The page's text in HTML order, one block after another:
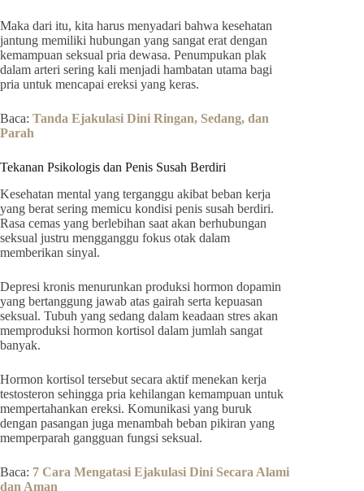
Maka dari itu, kita harus menyadari bahwa kesehatan
jantung memiliki hubungan yang sangat erat dengan
kemampuan seksual pria dewasa. Penumpukan plak
dalam arteri sering kali menjadi hambatan utama bagi
pria untuk mencapai ereksi yang keras.
Baca: Tanda Ejakulasi Dini Ringan, Sedang, dan
Parah
Tekanan Psikologis dan Penis Susah Berdiri
Kesehatan mental yang terganggu akibat beban kerja
yang berat sering memicu kondisi penis susah berdiri.
Rasa cemas yang berlebihan saat akan berhubungan
seksual justru mengganggu fokus otak dalam
memberikan sinyal.
Depresi kronis menurunkan produksi hormon dopamin
yang bertanggung jawab atas gairah serta kepuasan
seksual. Tubuh yang sedang dalam keadaan stres akan
memproduksi hormon kortisol dalam jumlah sangat
banyak.
Hormon kortisol tersebut secara aktif menekan kerja
testosteron sehingga pria kehilangan kemampuan untuk
mempertahankan ereksi. Komunikasi yang buruk
dengan pasangan juga menambah beban pikiran yang
memperparah gangguan fungsi seksual.
Baca: 7 Cara Mengatasi Ejakulasi Dini Secara Alami
dan Aman